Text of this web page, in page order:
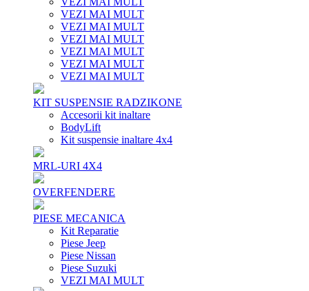
VEZI MAI MULT
VEZI MAI MULT
VEZI MAI MULT
VEZI MAI MULT
VEZI MAI MULT
VEZI MAI MULT
KIT SUSPENSIE RADZIKONE
Accesorii kit inaltare
BodyLift
Kit suspensie inaltare 4x4
MRL-URI 4X4
OVERFENDERE
PIESE MECANICA
Kit Reparatie
Piese Jeep
Piese Nissan
Piese Suzuki
VEZI MAI MULT